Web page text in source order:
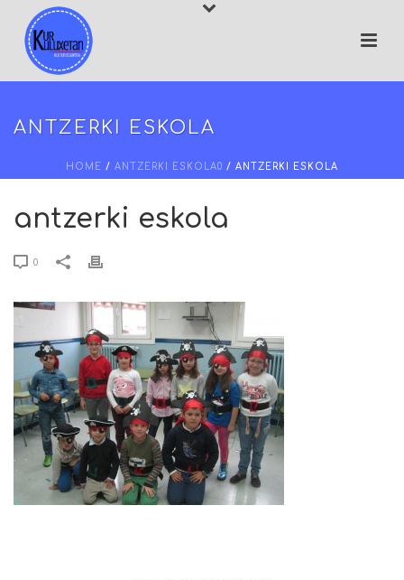
ANTZERKI ESKOLA
HOME / ANTZERKI ESKOLA0 / ANTZERKI ESKOLA
antzerki eskola
0